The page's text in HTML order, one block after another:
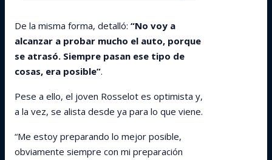
De la misma forma, detalló: “No voy a
alcanzar a probar mucho el auto, porque
se atrasó. Siempre pasan ese tipo de
cosas, era posible”.
Pese a ello, el joven Rosselot es optimista y,
a la vez, se alista desde ya para lo que viene.
“Me estoy preparando lo mejor posible,
obviamente siempre con mi preparación